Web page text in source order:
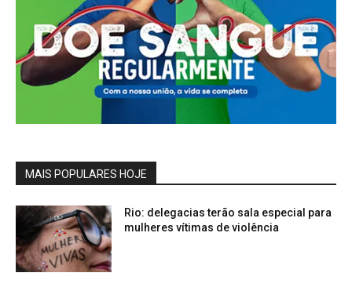
MAIS POPULARES HOJE
Rio: delegacias terão sala especial para
mulheres vítimas de violência